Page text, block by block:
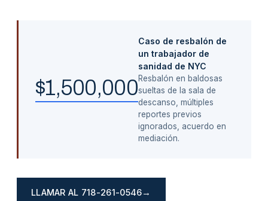
$1,500,000
Caso de resbalón de
un trabajador de
sanidad de NYC
Resbalón en baldosas
sueltas de la sala de
descanso, múltiples
reportes previos
ignorados, acuerdo en
mediación.
LLAMAR AL 718-261-0546→